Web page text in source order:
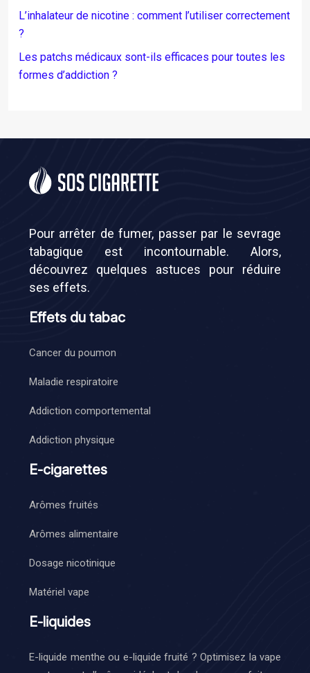
L’inhalateur de nicotine : comment l’utiliser correctement
?
Les patchs médicaux sont-ils efficaces pour toutes les
formes d’addiction ?
Pour arrêter de fumer, passer par le sevrage
tabagique est incontournable. Alors,
découvrez quelques astuces pour réduire
ses effets.
Effets du tabac
Cancer du poumon
Maladie respiratoire
Addiction comportemental
Addiction physique
E-cigarettes
Arômes fruités
Arômes alimentaire
Dosage nicotinique
Matériel vape
E-liquides
E-liquide menthe ou e-liquide fruité ? Optimisez la vape